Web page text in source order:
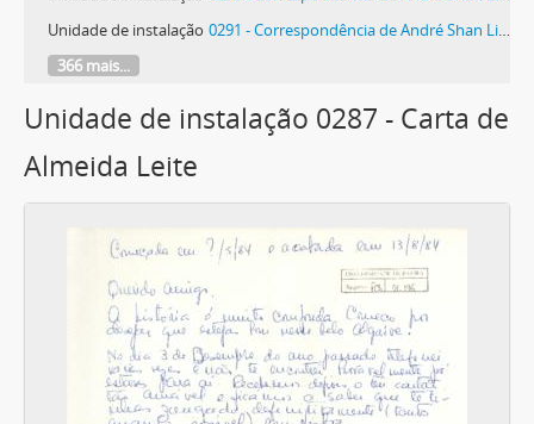
Unidade de instalação 0291 - Correspondência de André Shan Lima
366 mais...
Unidade de instalação 0287 - Carta de
Almeida Leite